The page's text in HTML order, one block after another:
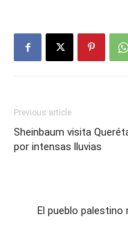
Previous article
Sheinbaum visita
por intensas lluvias
El pueblo palestino